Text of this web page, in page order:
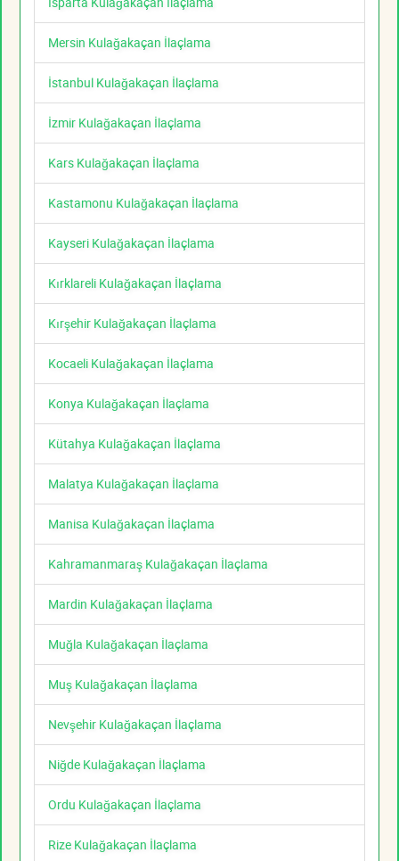
Mersin Kulağakaçan İlaçlama
İstanbul Kulağakaçan İlaçlama
İzmir Kulağakaçan İlaçlama
Kars Kulağakaçan İlaçlama
Kastamonu Kulağakaçan İlaçlama
Kayseri Kulağakaçan İlaçlama
Kırklareli Kulağakaçan İlaçlama
Kırşehir Kulağakaçan İlaçlama
Kocaeli Kulağakaçan İlaçlama
Konya Kulağakaçan İlaçlama
Kütahya Kulağakaçan İlaçlama
Malatya Kulağakaçan İlaçlama
Manisa Kulağakaçan İlaçlama
Kahramanmaraş Kulağakaçan İlaçlama
Mardin Kulağakaçan İlaçlama
Muğla Kulağakaçan İlaçlama
Muş Kulağakaçan İlaçlama
Nevşehir Kulağakaçan İlaçlama
Niğde Kulağakaçan İlaçlama
Ordu Kulağakaçan İlaçlama
Rize Kulağakaçan İlaçlama